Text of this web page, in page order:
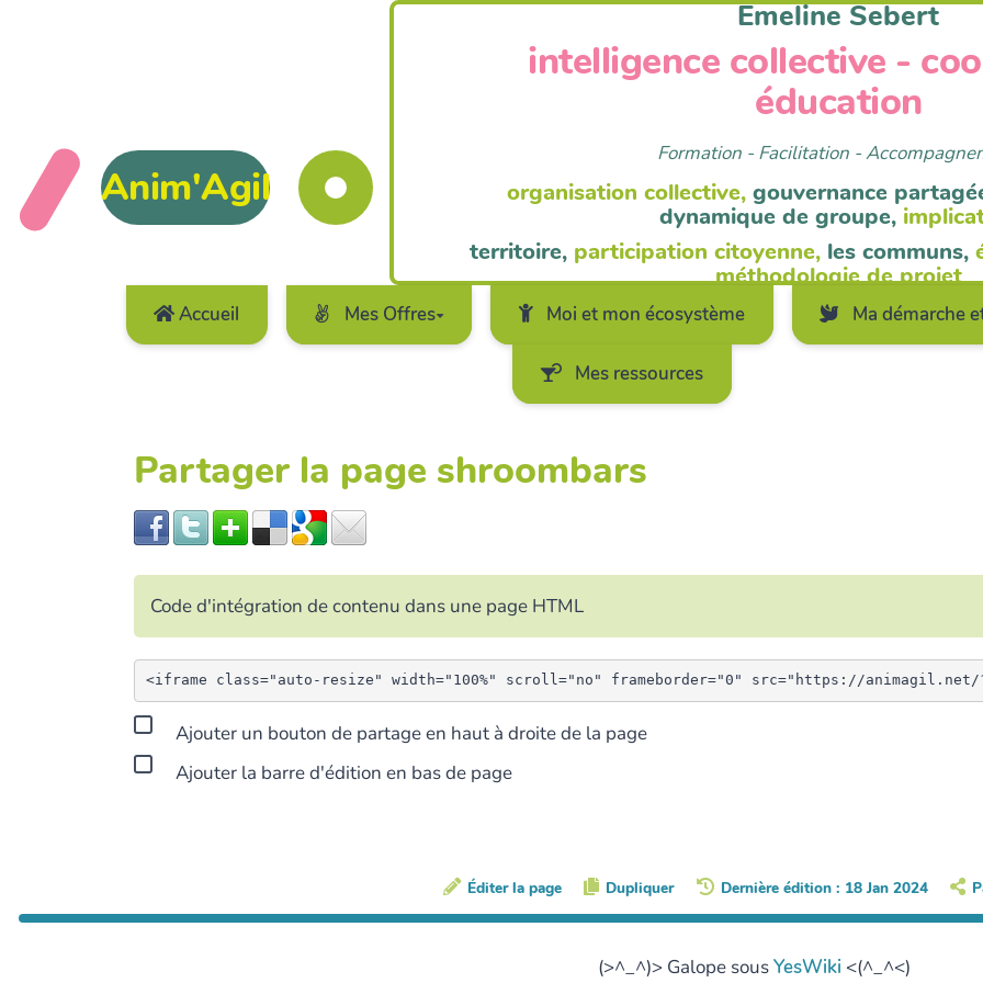
Accueil Mes Offres Moi et mon écosystème Ma démarche
Mes ressources
Anim'Agil
Emeline Sebert
intelligence collective -
éducation
Formation - Facilitation -
organisation collective, gouvernance
dynamique de groupe,
territoire, participation citoyenne, les communs,
méthodologie de projet
Partager la page shroombars
Code d'intégration de contenu dans une page HTML
Ajouter un bouton de partage en haut à droite de la page
Ajouter la barre d'édition en bas de page
Éditer la page Dupliquer Dernière édition : 18 Jan 2024
(>^_^)> Galope sousYesWiki <(^_^<)